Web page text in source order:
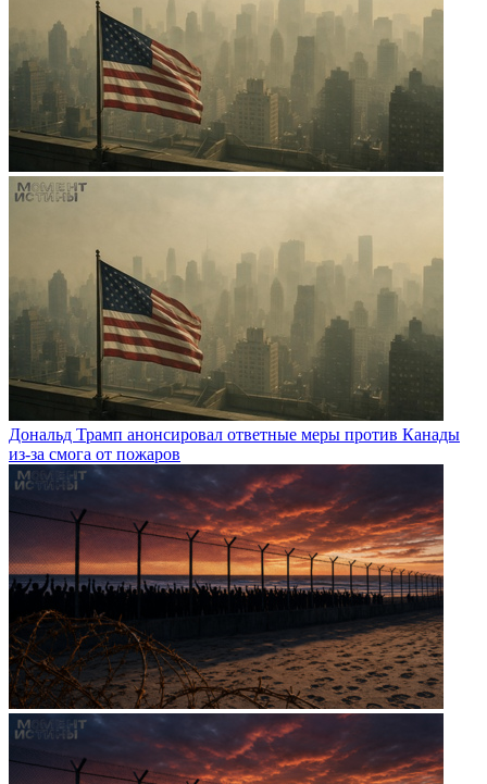
Дональд Трамп анонсировал ответные меры против Канады
из-за смога от пожаров